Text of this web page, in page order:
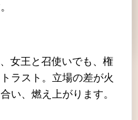
女王と召使いでも、権
ラスト。立場の差が火
い、燃え上がります。